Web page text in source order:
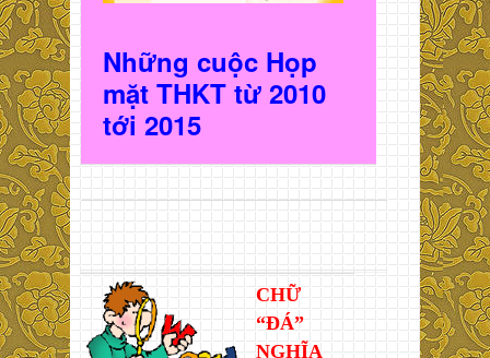
Những cuộc Họp
mặt THKT từ 2010
tới 2015
CHỮ
“ĐÁ”
NGHĨA